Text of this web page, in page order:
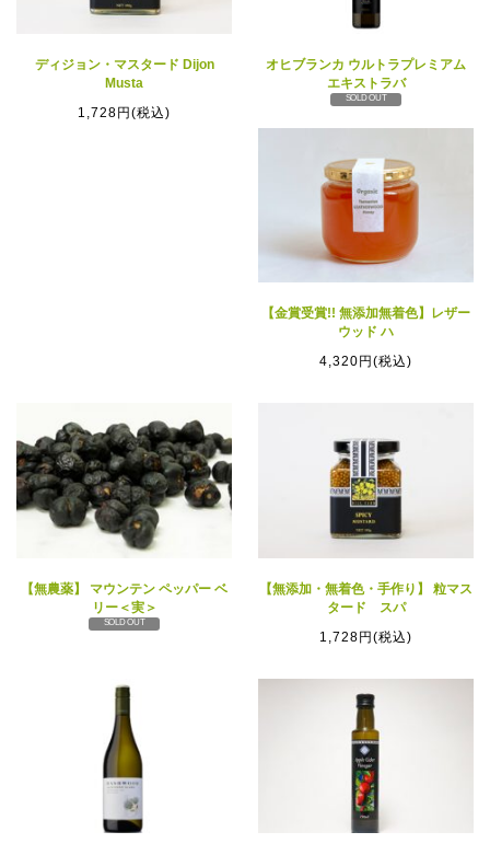
ディジョン・マスタード Dijon
Musta
1,728円(税込)
オヒブランカ ウルトラプレミアム
エキストラバ
SOLD OUT
【金賞受賞!! 無添加無着色】レザー
ウッド ハ
4,320円(税込)
【無農薬】 マウンテン ペッパー ベ
リー＜実＞
SOLD OUT
【無添加・無着色・手作り】 粒マス
タード スパ
1,728円(税込)